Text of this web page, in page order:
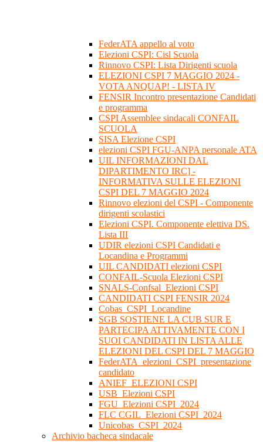
FederATA appello al voto
Elezioni CSPI: Cisl Scuola
Rinnovo CSPI: Lista Dirigenti scuola
ELEZIONI CSPI 7 MAGGIO 2024 -
VOTA ANQUAP! - LISTA IV
FENSIR Incontro presentazione Candidati
e programma
CSPI Assemblee sindacali CONFAIL
SCUOLA
SISA Elezione CSPI
elezioni CSPI FGU-ANPA personale ATA
UIL INFORMAZIONI DAL
DIPARTIMENTO IRC] -
INFORMATIVA SULLE ELEZIONI
CSPI DEL 7 MAGGIO 2024
Rinnovo elezioni del CSPI - Componente
dirigenti scolastici
Elezioni CSPI. Componente elettiva DS.
Lista III
UDIR elezioni CSPI Candidati e
Locandina e Programmi
UIL CANDIDATI elezioni CSPI
CONFAIL-Scuola Elezioni CSPI
SNALS-Confsal_Elezioni CSPI
CANDIDATI CSPI FENSIR 2024
Cobas_CSPI_Locandine
SGB SOSTIENE LA CUB SUR E
PARTECIPA ATTIVAMENTE CON I
SUOI CANDIDATI IN LISTA ALLE
ELEZIONI DEL CSPI DEL 7 MAGGIO
FederATA_elezioni_CSPI_presentazione
candidato
ANIEF_ELEZIONI CSPI
USB_Elezioni CSPI
FGU_Elezioni CSPI_2024
FLC CGIL_Elezioni CSPI_2024
Unicobas_CSPI_2024
Archivio bacheca sindacale